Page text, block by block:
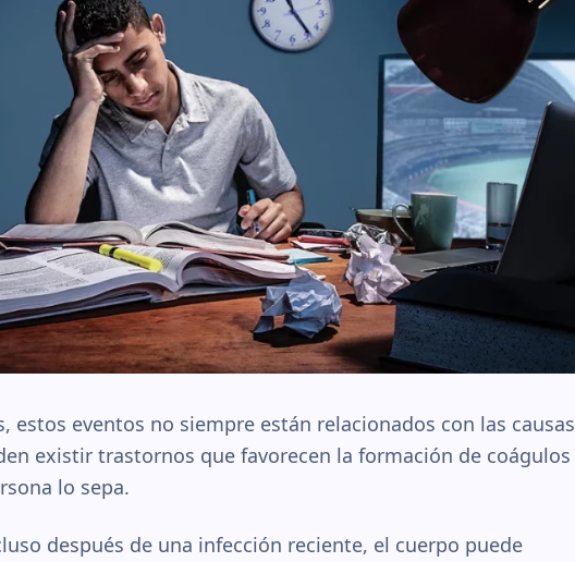
estos eventos no siempre están relacionados con las causas
existir trastornos que favorecen la formación de coágulos
lo sepa.
después de una infección reciente, el cuerpo puede